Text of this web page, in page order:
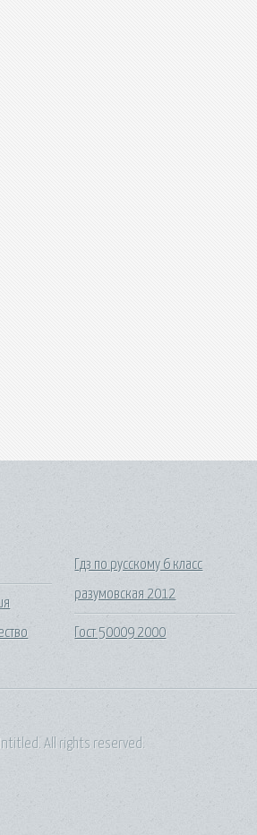
Гдз по русскому 6 класс
разумовская 2012
Гост 50009 2000
All rights reserved.